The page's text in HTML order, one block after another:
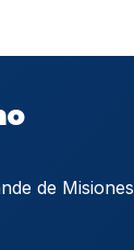
de Misiones